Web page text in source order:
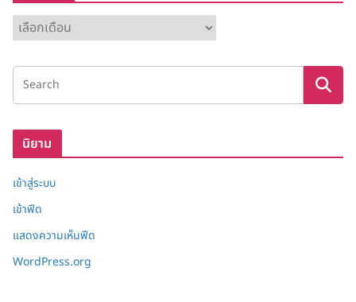
ลั
ง
ก็
นิยาม
เข้าสู่ระบบ
เข้าฟีด
แสดงความเห็นฟีด
WordPress.org